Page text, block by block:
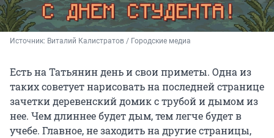
Источник: Виталий Калистратов / Городские медиа
Есть на Татьянин день и свои приметы. Одна из
таких советует нарисовать на последней странице
зачетки деревенский домик с трубой и дымом из
нее. Чем длиннее будет дым, тем легче будет в
учебе. Главное, не заходить на другие страницы,